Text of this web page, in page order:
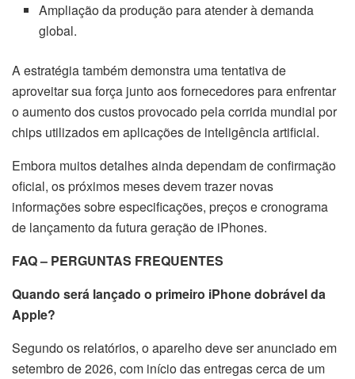
Ampliação da produção para atender à demanda
global.
A estratégia também demonstra uma tentativa de
aproveitar sua força junto aos fornecedores para enfrentar
o aumento dos custos provocado pela corrida mundial por
chips utilizados em aplicações de inteligência artificial.
Embora muitos detalhes ainda dependam de confirmação
oficial, os próximos meses devem trazer novas
informações sobre especificações, preços e cronograma
de lançamento da futura geração de iPhones.
FAQ – PERGUNTAS FREQUENTES
Quando será lançado o primeiro iPhone dobrável da
Apple?
Segundo os relatórios, o aparelho deve ser anunciado em
setembro de 2026, com início das entregas cerca de um